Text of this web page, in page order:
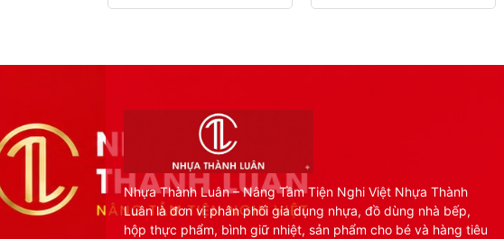
Nhựa Thành Luân – Nâng Tầm Tiện Nghi Việt Nhựa Thành
Luân là đơn vị phân phối gia dụng nhựa, đồ dùng nhà bếp,
hộp thực phẩm, bình giữ nhiệt, sản phẩm cho bé và hàng tiêu